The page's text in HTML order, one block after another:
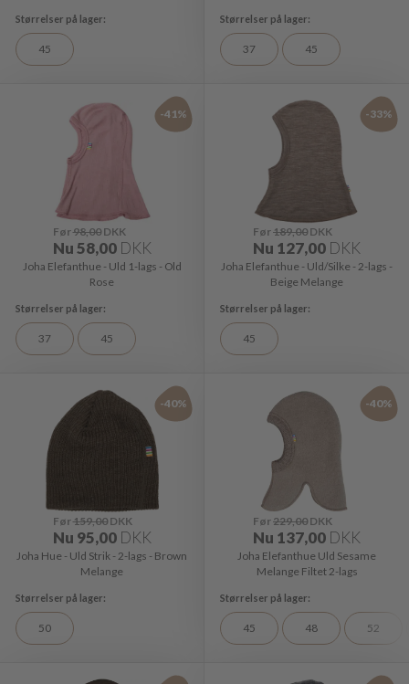
45 37 45
-41%
Før98,00DKK
Nu58,00 DKK
Joha Elefanthue - Uld 1-lags - Old
Rose
37 45
-33%
Før189,00 DKK
Nu 127,00 DKK
Joha Elefanthue - Uld/Silke - 2-lags -
Beige Melange
45
-40%
Før159,00DKK
Nu 95,00 DKK
Joha Hue - Uld Strik - 2-lags - Brown
Melange
50
-40%
Før229,00 DKK
Nu 137,00 DKK
Joha Elefanthue Uld Sesame
Melange Filtet 2-lags
45 48 52